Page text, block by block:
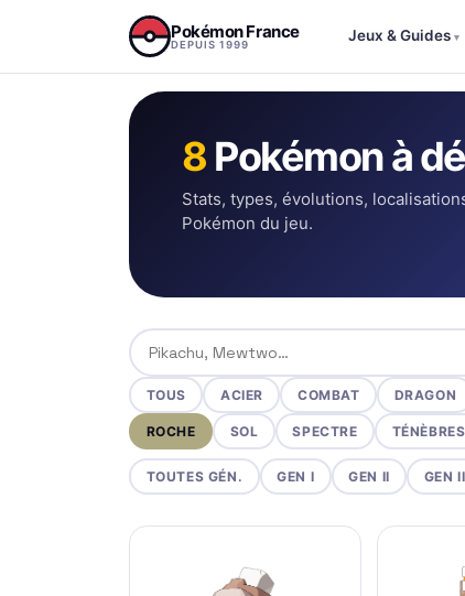
Pokémon France
DEPUIS 1999
Jeux & Guides ▾
8 Pokémon à
Stats, types, évolutions,
Pokémon du jeu.
Rechercher un Pokémon
TOUS ACIER COMBAT DRAGON
ROCHE SOL SPECTRE TÉNÈBRES
TOUTES GÉN. GEN I GEN II GEN